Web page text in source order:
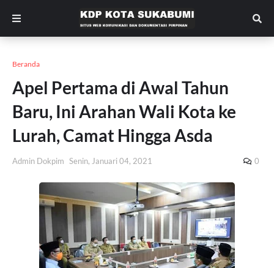
Beranda
Apel Pertama di Awal Tahun
Baru, Ini Arahan Wali Kota ke
Lurah, Camat Hingga Asda
Admin Dokpim Senin, Januari 04, 2021 0